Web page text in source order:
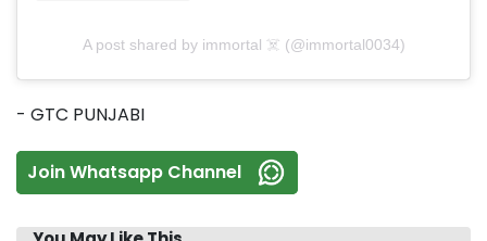
A post shared by immortal ☠️ (@immortal0034)
- GTC PUNJABI
Join Whatsapp Channel